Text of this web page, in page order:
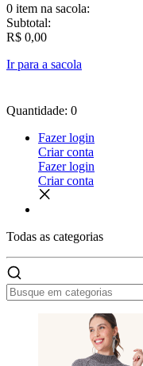
0 item na sacola:
Subtotal:
R$ 0,00
Ir para a sacola
Quantidade: 0
Fazer login
Criar conta
Fazer login
Criar conta
Todas as categorias